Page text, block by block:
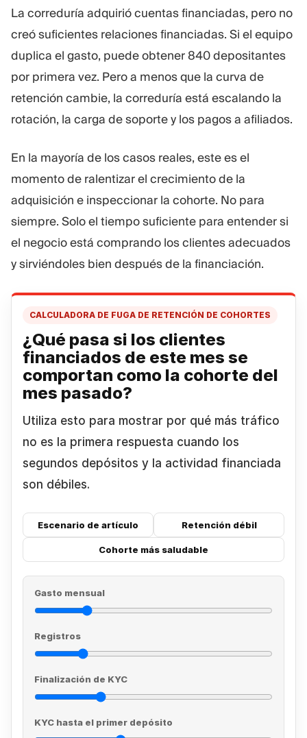
La correduría adquirió cuentas financiadas, pero no
creó suficientes relaciones financiadas. Si el equipo
duplica el gasto, puede obtener 840 depositantes
por primera vez. Pero a menos que la curva de
retención cambie, la correduría está escalando la
rotación, la carga de soporte y los pagos a afiliados.
En la mayoría de los casos reales, este es el
momento de ralentizar el crecimiento de la
adquisición e inspeccionar la cohorte. No para
siempre. Solo el tiempo suficiente para entender si
el negocio está comprando los clientes adecuados
y sirviéndoles bien después de la financiación.
CALCULADORA DE FUGA DE RETENCIÓN DE COHORTES
¿Qué pasa si los clientes
financiados de este mes se
comportan como la cohorte del
mes pasado?
Utiliza esto para mostrar por qué más tráfico
no es la primera respuesta cuando los
segundos depósitos y la actividad financiada
son débiles.
Escenario de artículo Retención débil
Cohorte más saludable
Gasto mensual
Registros
Finalización de KYC
KYC hasta el primer depósito